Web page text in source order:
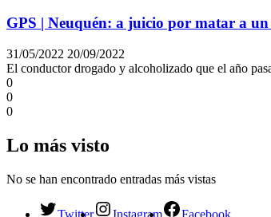
GPS | Neuquén: a juicio por matar a
31/05/2022 20/09/2022
El conductor drogado y alcoholizado que el año
0
0
0
Lo más visto
No se han encontrado entradas más vistas
Twitter Instagram Facebook